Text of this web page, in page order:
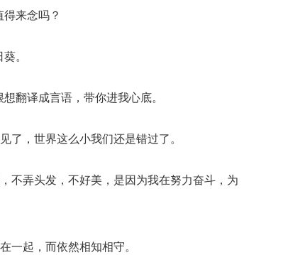
来念吗？
。
翻译成言语，带你进我心底。
了，世界这么小我们还是错过了。
不弄头发，不好美，是因为我在努力奋斗，为
一起，而依然相知相守。